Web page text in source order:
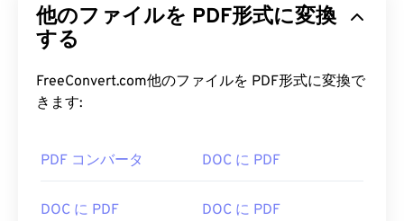
DCR ファイルを開くにはどうすれ
ばいいですか?
DCRは、コダックの旧ソフトウェアであるKodak
Photodesk
を開くための最新のオプションとしては
す。
的なファイル形式であり、今日最も広く使用されて
いるファイル形式の一つです。PDFが広く普及して
す。PDFファイルは、どのデバイスやオペレーティ
ングシステムでも常に同じ外観を保ちます。
ばいいですか?
PDFファイルを開く必要がある場合、ほとんどの人
他のファイルを PDF形式に変換
する
FreeConvert.com他のファイルを PDF形式に変換で
きます:
PDF コンバータ DOC に PDF
DOC に PDF DOC に PDF